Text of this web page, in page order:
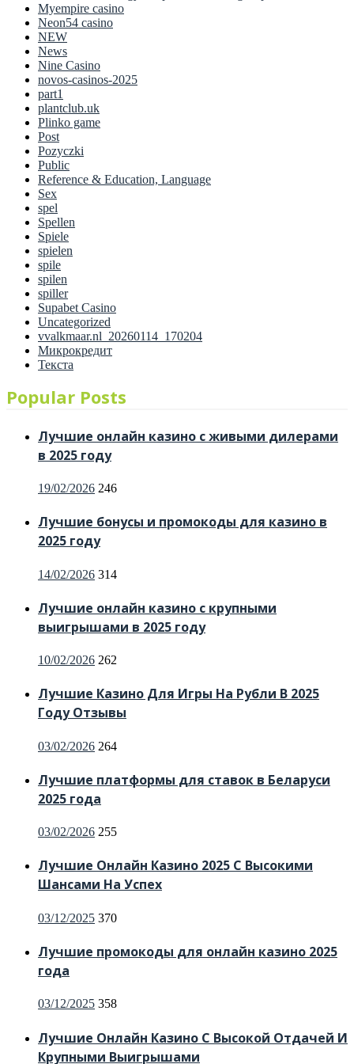
Myempire casino
Neon54 casino
NEW
News
Nine Casino
novos-casinos-2025
part1
plantclub.uk
Plinko game
Post
Pozyczki
Public
Reference & Education, Language
Sex
spel
Spellen
Spiele
spielen
spile
spilen
spiller
Supabet Casino
Uncategorized
vvalkmaar.nl_20260114_170204
Микрокредит
Текста
Popular Posts
Лучшие онлайн казино с живыми дилерами
в 2025 году
Posted
19/02/2026 246
Лучшие бонусы и промокоды для казино в
2025 году
Posted
14/02/2026 314
Лучшие онлайн казино с крупными
выигрышами в 2025 году
Posted
10/02/2026 262
Лучшие Казино Для Игры На Рубли В 2025
Году Отзывы
Posted
03/02/2026 264
Лучшие платформы для ставок в Беларуси
2025 года
Posted
03/02/2026 255
Лучшие Онлайн Казино 2025 С Высокими
Шансами На Успех
Posted
03/12/2025 370
Лучшие промокоды для онлайн казино 2025
года
Posted
03/12/2025 358
Лучшие Онлайн Казино С Высокой Отдачей И
Крупными Выигрышами